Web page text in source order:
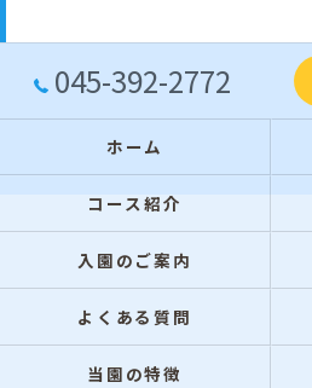
045-392-2772
ホーム
コース紹介
入園のご案内
よくある質問
当園の特徴